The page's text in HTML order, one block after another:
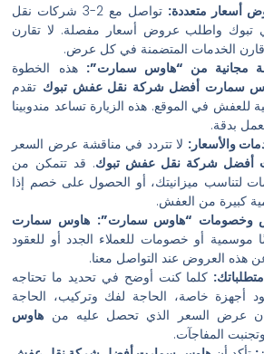
تواصل مع 2-3 شركات نقل
أسعار مفصلة. لا تقارن
المتضمنة في كل عرض.
“هاوس سمارت”:هذه الخطوة
شركة نقل عفش تبوكتقدم
هذه الزيارة تساعد مندوبينا
لا تتردد في مناقشة عرض السعر
نقل عفش تبوك. قد تتمكن من
أو الحصول على خصم إذا
سمارت”: هاوس سمارت
للعملاء الجدد أو للعقود
التواصل معنا.
كنت أوضح في تحديد ما تحتاجه
الحاجة لفك وتركيب، الحاجة
الذي تحصل عليه منهاوس